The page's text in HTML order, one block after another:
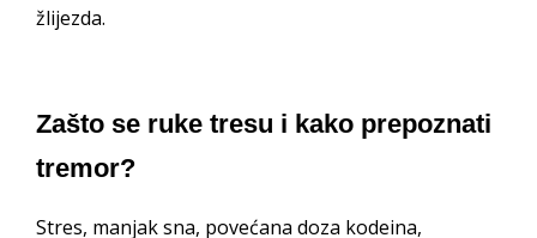
žlijezda.
Zašto se ruke tresu i kako prepoznati
tremor?
Stres, manjak sna, povećana doza kodeina,